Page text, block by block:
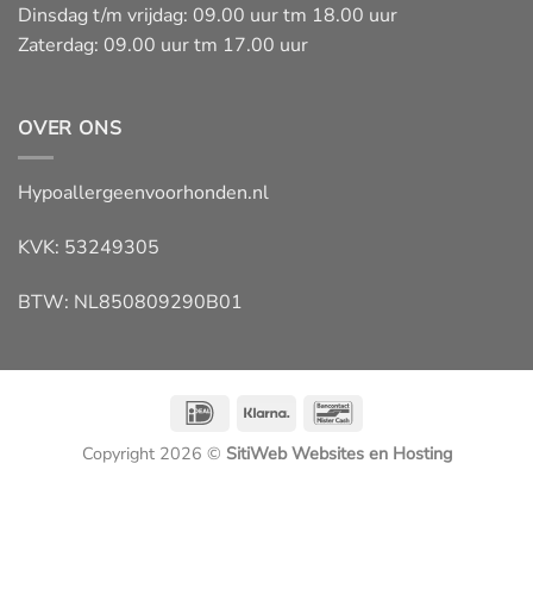
Dinsdag t/m vrijdag: 09.00 uur tm 18.00 uur
Zaterdag: 09.00 uur tm 17.00 uur
OVER ONS
Hypoallergeenvoorhonden.nl
KVK: 53249305
BTW: NL850809290B01
IDeal Klarna
Copyright 2026 © SitiWeb Websites en Hosting